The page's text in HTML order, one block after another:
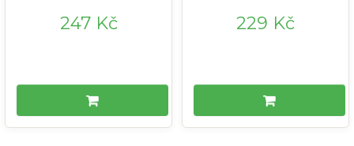
247 Kč 229 Kč